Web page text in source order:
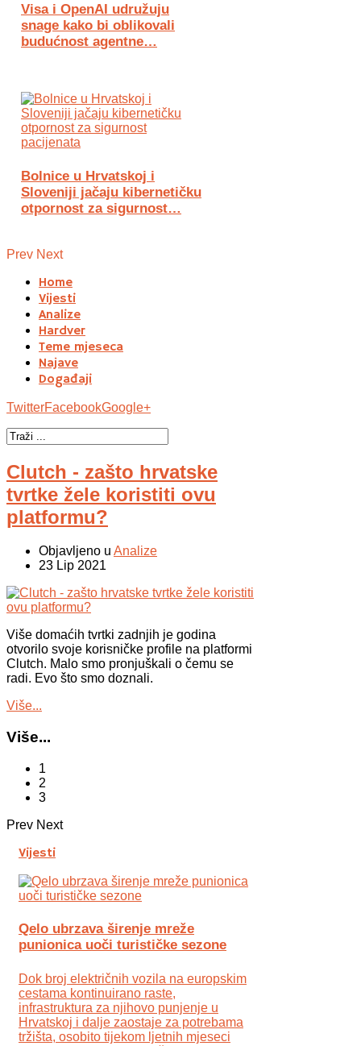
Visa i OpenAI udružuju
snage kako bi oblikovali
budućnost agentne…
Bolnice u Hrvatskoj i
Sloveniji jačaju kibernetičku
otpornost za sigurnost…
Prev Next
Home
Vijesti
Analize
Hardver
Teme mjeseca
Najave
Događaji
TwitterFacebookGoogle+
Clutch - zašto hrvatske
tvrtke žele koristiti ovu
platformu?
Objavljeno u Analize
23 Lip 2021
Više domaćih tvrtki zadnjih je godina
otvorilo svoje korisničke profile na platformi
Clutch. Malo smo pronjuškali o čemu se
radi. Evo što smo doznali.
Više...
Više...
1
2
3
Prev Next
Vijesti
Qelo ubrzava širenje mreže
punionica uoči turističke sezone
Dok broj električnih vozila na europskim
cestama kontinuirano raste,
infrastruktura za njihovo punjenje u
Hrvatskoj i dalje zaostaje za potrebama
tržišta, osobito tijekom ljetnih mjeseci